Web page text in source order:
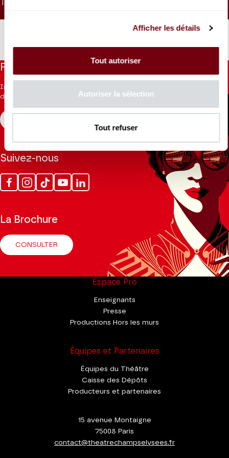
Afficher les détails
Tout autoriser
Autoriser la sélection
Tout refuser
TARIF UNIQUE
Restez informés
Inscrivez-vous à la newsletter pour recevoir les informations
du Théâtre.
Suivez-nous
FacebookInstagram
Tik
Tok
YoutubeLinkedin
La Brochure
CONSULTER
Espace Pro
Enseignants
Presse
Productions Hors les murs
Équipes et Partenaires
Équipes du Théâtre
Caisse des Dépôts
Producteurs et partenaires
15 avenue Montaigne
75008 Paris
contact@theatrechampselysees.fr